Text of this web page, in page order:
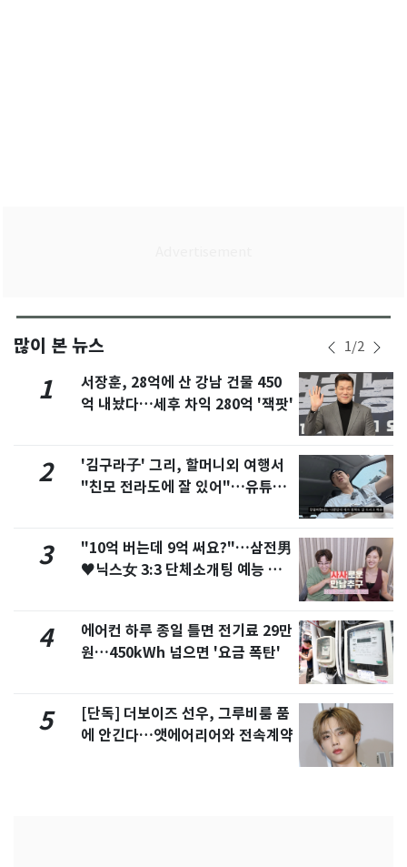
많이 본 뉴스 1/2
1
서장훈, 28억에 산 강남 건물 450
억 내놨다…세후 차익 280억 '잭팟'
2
'김구라子' 그리, 할머니외 여행서
"친모 전라도에 잘 있어"…유튜브
3
"10억 버는데 9억 써요?"…삼전男
♥닉스女 3:3 단체소개팅 예능 화
4
에어컨 하루 종일 틀면 전기료 29만
원…450kWh 넘으면 '요금 폭탄'
5
[단독] 더보이즈 선우, 그루비룸 품
에 안긴다…앳에어리어와 전속계약